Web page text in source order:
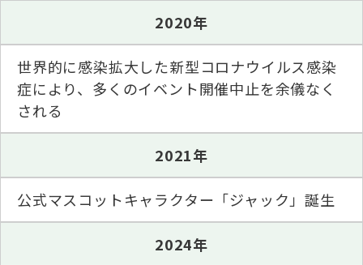
2020年
世界的に感染拡大した新型コロナウイルス感染
症により、多くのイベント開催中止を余儀なく
される
2021年
公式マスコットキャラクター「ジャック」誕生
2024年